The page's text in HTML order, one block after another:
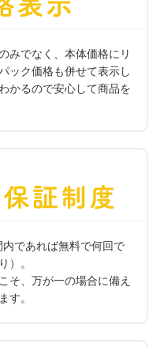
みでなく、本体価格にリ
ック価格も併せて表示し
かるので安心して商品を
であれば無料で何回で
）。
そ、万が一の場合に備え
す。